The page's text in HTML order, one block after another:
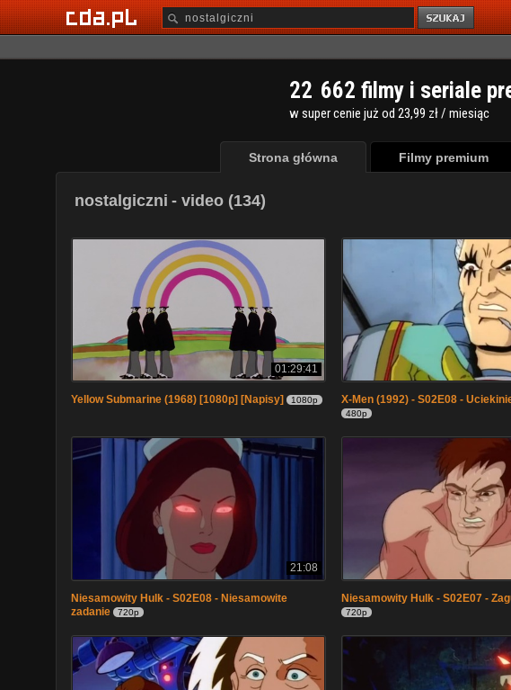
22 662 filmy i seriale
w super cenie już od 23,99 zł / miesiąc
Strona główna Filmy premium
nostalgiczni - video (134)
01:29:41
Yellow Submarine (1968) [1080p] [Napisy] 1080p X-Men (1992) - S02E08 -
480p
21:08
Niesamowity Hulk - S02E08 - Niesamowite
zadanie
720p
Niesamowity Hulk - S02E07 -
720p